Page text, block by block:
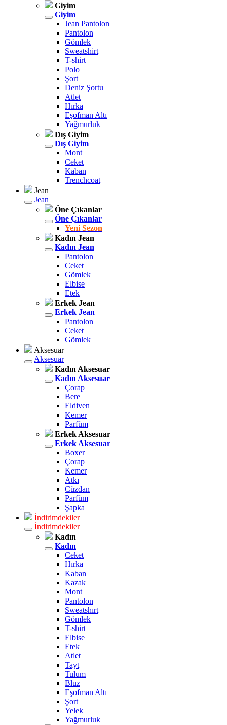
Giyim
Giyim
Jean Pantolon
Pantolon
Gömlek
Sweatshirt
T-shirt
Polo
Şort
Deniz Şortu
Atlet
Hırka
Eşofman Altı
Yağmurluk
Dış Giyim
Dış Giyim
Mont
Ceket
Kaban
Trenchcoat
Jean
Jean
Öne Çıkanlar
Öne Çıkanlar
Yeni Sezon
Kadın Jean
Kadın Jean
Pantolon
Ceket
Gömlek
Elbise
Etek
Erkek Jean
Erkek Jean
Pantolon
Ceket
Gömlek
Aksesuar
Aksesuar
Kadın Aksesuar
Kadın Aksesuar
Çorap
Bere
Eldiven
Kemer
Parfüm
Erkek Aksesuar
Erkek Aksesuar
Boxer
Çorap
Kemer
Atkı
Cüzdan
Parfüm
Şapka
İndirimdekiler
İndirimdekiler
Kadın
Kadın
Ceket
Hırka
Kaban
Kazak
Mont
Pantolon
Sweatshırt
Gömlek
T-shirt
Elbise
Etek
Atlet
Tayt
Tulum
Bluz
Eşofman Altı
Şort
Yelek
Yağmurluk